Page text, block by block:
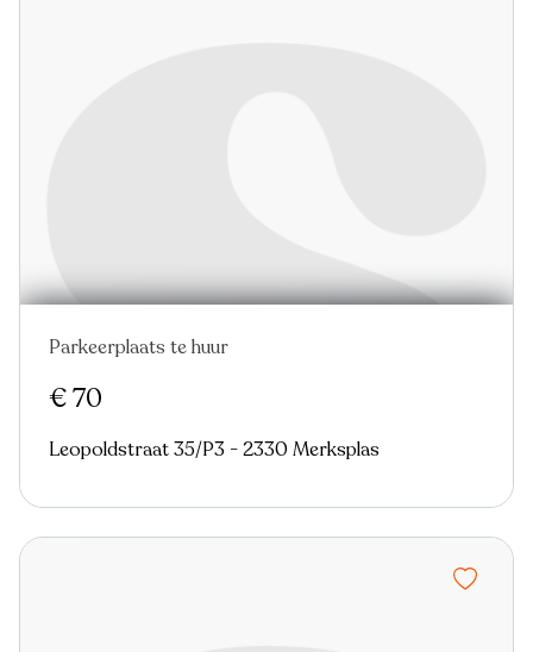
Parkeerplaats te huur
€ 70
Leopoldstraat 35/P3 - 2330 Merksplas